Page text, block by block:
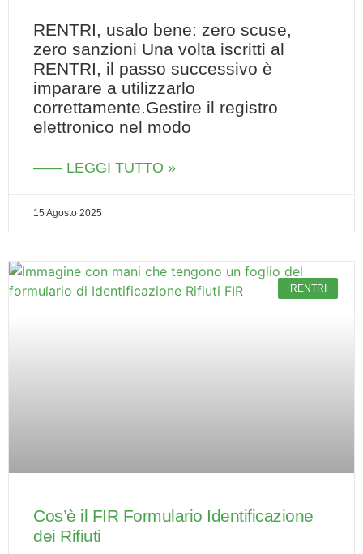
RENTRI, usalo bene: zero scuse,
zero sanzioni Una volta iscritti al
RENTRI, il passo successivo è
imparare a utilizzarlo
correttamente.Gestire il registro
elettronico nel modo
—— LEGGI TUTTO »
15 Agosto 2025
RENTRI
Cos’è il FIR Formulario Identificazione
dei Rifiuti